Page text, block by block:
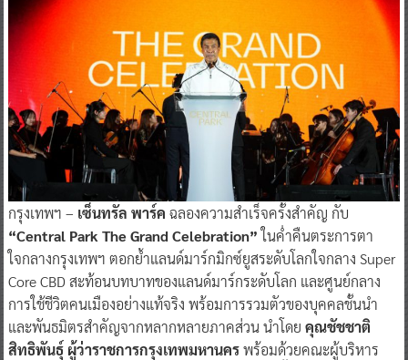
กรุงเทพฯ – เซ็นทรัล พาร์ค ฉลองความสำเร็จครั้งสำคัญ กับ
“Central Park The Grand Celebration”ในค่ำคืนตระการตา
ใจกลางกรุงเทพฯ ตอกย้ำแลนด์มาร์กมิกซ์ยูสระดับโลกใจกลาง Super
Core CBD สะท้อนบทบาทของแลนด์มาร์กระดับโลก และศูนย์กลาง
การใช้ชีวิตคนเมืองอย่างแท้จริง พร้อมการรวมตัวของบุคคลชั้นนำ
และพันธมิตรสำคัญจากหลากหลายภาคส่วน นำโดย คุณชัชชาติ
สิทธิพันธุ์ ผู้ว่าราชการกรุงเทพมหานครพร้อมด้วยคณะผู้บริหาร